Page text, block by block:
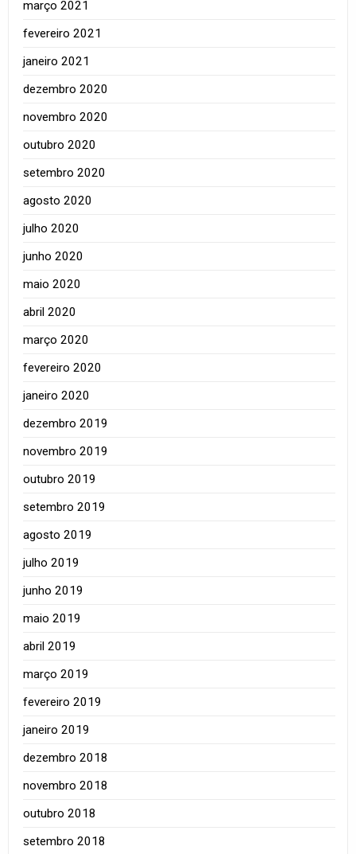
março 2021
fevereiro 2021
janeiro 2021
dezembro 2020
novembro 2020
outubro 2020
setembro 2020
agosto 2020
julho 2020
junho 2020
maio 2020
abril 2020
março 2020
fevereiro 2020
janeiro 2020
dezembro 2019
novembro 2019
outubro 2019
setembro 2019
agosto 2019
julho 2019
junho 2019
maio 2019
abril 2019
março 2019
fevereiro 2019
janeiro 2019
dezembro 2018
novembro 2018
outubro 2018
setembro 2018